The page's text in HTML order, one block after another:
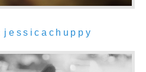
jessicachuppy